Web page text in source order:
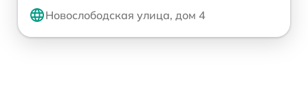
Новослободская улица, дом 4